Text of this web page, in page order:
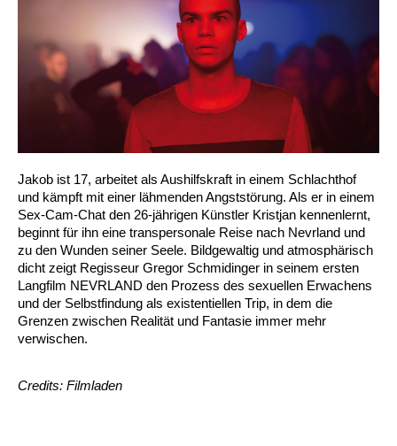
Jakob ist 17, arbeitet als Aushilfskraft in einem Schlachthof
und kämpft mit einer lähmenden Angststörung. Als er in einem
Sex-Cam-Chat den 26-jährigen Künstler Kristjan kennenlernt,
beginnt für ihn eine transpersonale Reise nach Nevrland und
zu den Wunden seiner Seele. Bildgewaltig und atmosphärisch
dicht zeigt Regisseur Gregor Schmidinger in seinem ersten
Langfilm NEVRLAND den Prozess des sexuellen Erwachens
und der Selbstfindung als existentiellen Trip, in dem die
Grenzen zwischen Realität und Fantasie immer mehr
verwischen.
Credits: Filmladen